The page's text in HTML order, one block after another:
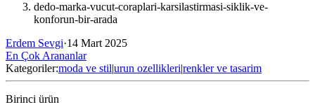
dedo-marka-vucut-coraplari-karsilastirmasi-siklik-ve-
konforun-bir-arada
Erdem Sevgi·14 Mart 2025
En Çok Arananlar
Kategoriler:moda ve stil|urun ozellikleri|renkler ve tasarim
Birinci ürün